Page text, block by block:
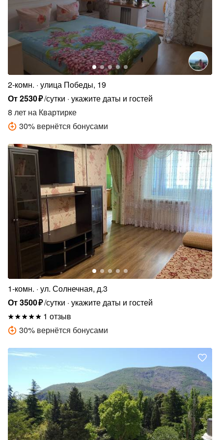
2-комн. улица Победы, 19
От2530₽/сутки укажите даты и гостей
8 лет на Квартирке
30% вернётся бонусами
1-комн. ул. Солнечная, д.3
От3500₽/сутки укажите даты и гостей
1 отзыв
30% вернётся бонусами